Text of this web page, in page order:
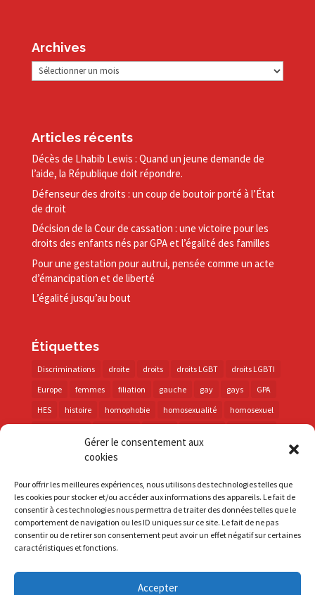
Gérer le consentement aux
cookies
Pour offrir les meilleures expériences, nous utilisons des technologies telles que
les cookies pour stocker et/ou accéder aux informations des appareils. Le fait de
consentir à ces technologies nous permettra de traiter des données telles que le
comportement de navigation ou les ID uniques sur ce site. Le fait de ne pas
consentir ou de retirer son consentement peut avoir un effet négatif sur certaines
caractéristiques et fonctions.
Accepter
Archives
Archives
Articles récents
Décès de Lhabib Lewis : Quand un jeune demande de
l’aide, la République doit répondre.
Défenseur des droits : un coup de boutoir porté à l’État
de droit
Décision de la Cour de cassation : une victoire pour les
droits des enfants nés par GPA et l’égalité des familles
Pour une gestation pour autrui, pensée comme un acte
d’émancipation et de liberté
L’égalité jusqu’au bout
Étiquettes
Discriminations droite droits droits LGBT
droits LGBTI
Europe
femmes filiation gauche gay gays
GPA
HES
histoire homophobie homosexualité
homosexuel
personnes trans
PMA police propositions
prévention
santé
sida trans transphobie UE
Union européenne
vih
violences visibilité élections